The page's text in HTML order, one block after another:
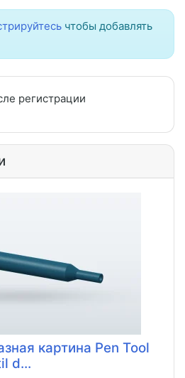
чтобы добавлять
регистрации
картина Pen Tool
d...